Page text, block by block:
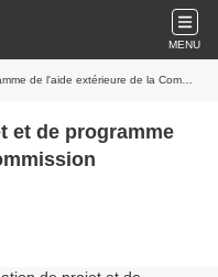
MENU
extérieure de la Commission Européenne
et de programme